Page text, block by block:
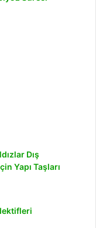
Dış
Yapı Taşları